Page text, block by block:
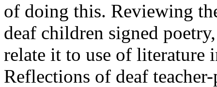
of doing this. Reviewing
deaf children signed
relate it to use of literature
Reflections of deaf